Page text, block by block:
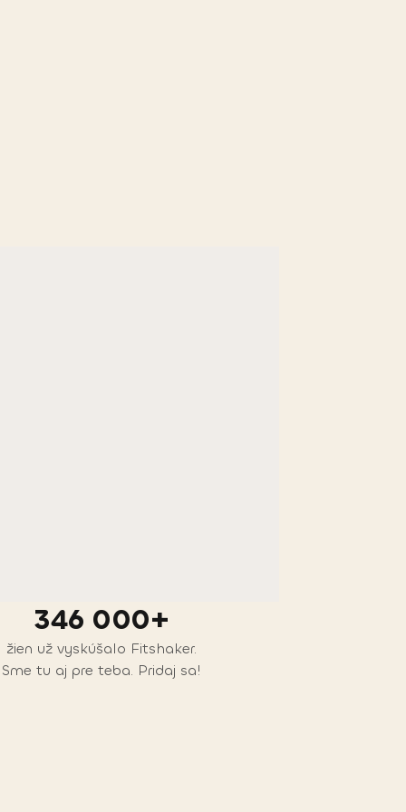
346 000+
žien už vyskúšalo Fitshaker.
Sme tu aj pre teba. Pridaj sa!